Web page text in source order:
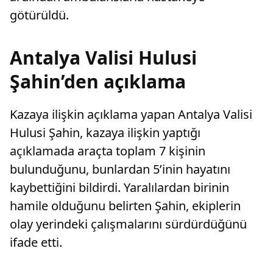
götürüldü.
Antalya Valisi Hulusi
Şahin’den açıklama
Kazaya ilişkin açıklama yapan Antalya Valisi
Hulusi Şahin, kazaya ilişkin yaptığı
açıklamada araçta toplam 7 kişinin
bulunduğunu, bunlardan 5’inin hayatını
kaybettiğini bildirdi. Yaralılardan birinin
hamile olduğunu belirten Şahin, ekiplerin
olay yerindeki çalışmalarını sürdürdüğünü
ifade etti.